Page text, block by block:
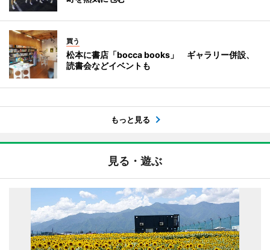
買う
松本に書店「bocca books」 ギャラリー併設、
読書会などイベントも
もっと見る
見る・遊ぶ